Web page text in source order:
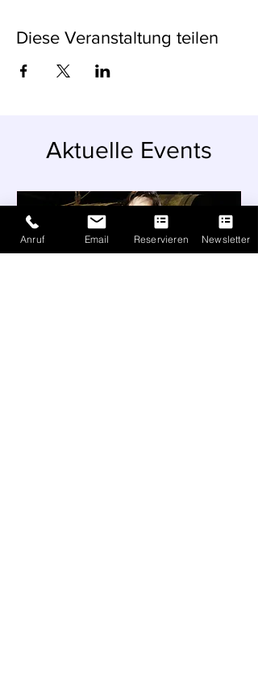
Diese Veranstaltung teilen
Aktuelle Events
Anruf Email Reservieren Newsletter